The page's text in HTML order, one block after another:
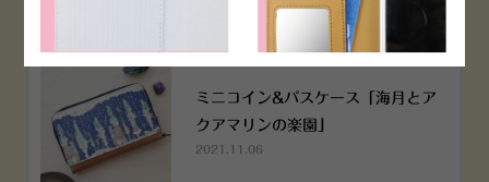
ミニコイン&パスケース「海月とア
クアマリンの楽園」
2021.11.06